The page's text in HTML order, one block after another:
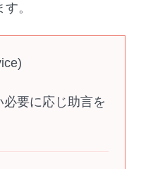
。
要に応じ助言を